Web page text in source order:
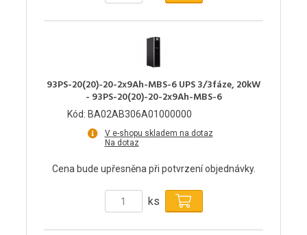
93PS-20(20)-20-2x9Ah-MBS-6 UPS 3/3fáze, 20kW
- 93PS-20(20)-20-2x9Ah-MBS-6
Kód: BA02AB306A01000000
V e-shopu skladem na dotaz
Na dotaz
Cena bude upřesněna při potvrzení objednávky.
ks